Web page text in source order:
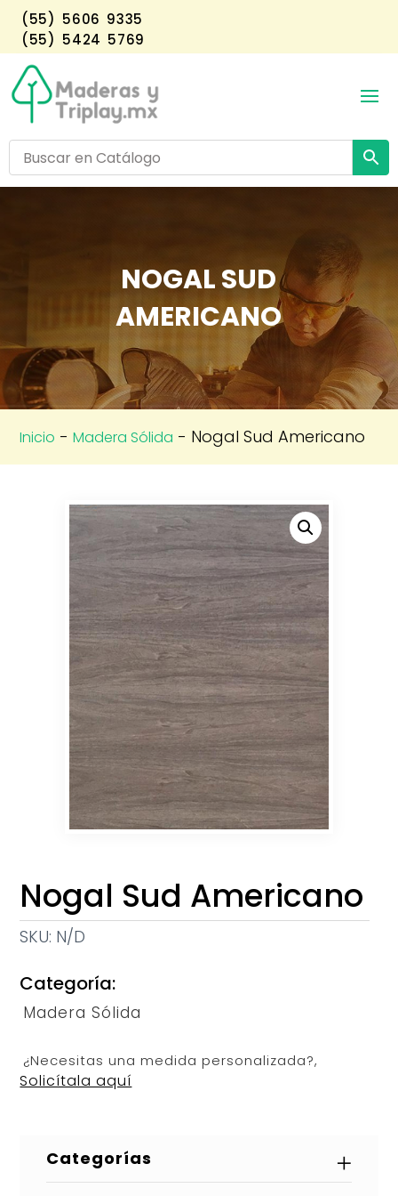
(55) 5606 9335
(55) 5424 5769
NOGAL SUD
AMERICANO
Inicio -Madera Sólida - Nogal Sud Americano
Nogal Sud Americano
SKU: N/D
Categoría:
Madera Sólida
¿Necesitas una medida personalizada?,
Solicítala aquí
Categorías